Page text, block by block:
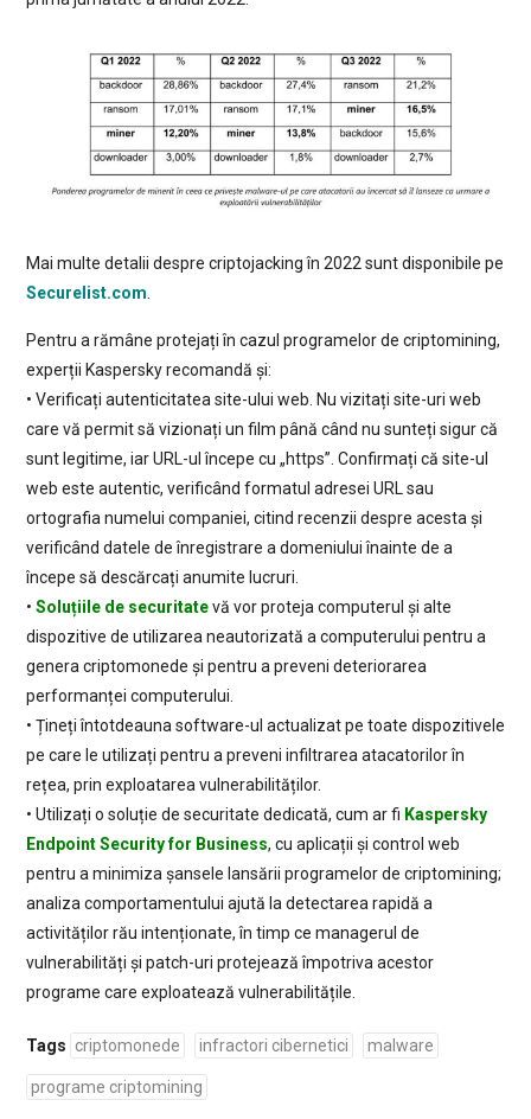
Mai multe detalii despre criptojacking în 2022 sunt disponibile pe
Securelist.com
Pentru a rămâne protejați în cazul programelor de criptomining,
experții Kaspersky recomandă și:
• Verificați autenticitatea site-ului web. Nu vizitați site-uri web
care vă permit să vizionați un film până când nu sunteți sigur că
sunt legitime, iar URL-ul începe cu „https”. Confirmați că site-ul
web este autentic, verificând formatul adresei URL sau
ortografia numelui companiei, citind recenzii despre acesta și
verificând datele de înregistrare a domeniului înainte de a
începe să descărcați anumite lucruri.
• Soluțiile de securitatevă vor proteja computerul și alte
dispozitive de utilizarea neautorizată a computerului pentru a
genera criptomonede și pentru a preveni deteriorarea
performanței computerului.
• Țineți întotdeauna software-ul actualizat pe toate dispozitivele
pe care le utilizați pentru a preveni infiltrarea atacatorilor în
rețea, prin exploatarea vulnerabilităților.
• Utilizați o soluție de securitate dedicată, cum ar fi Kaspersky
Endpoint Security for Business, cu aplicații și control web
pentru a minimiza șansele lansării programelor de criptomining;
analiza comportamentului ajută la detectarea rapidă a
activităților rău intenționate, în timp ce managerul de
vulnerabilități și patch-uri protejează împotriva acestor
programe care exploatează vulnerabilitățile.
Tags criptomonede infractori cibernetici malware
programe criptomining